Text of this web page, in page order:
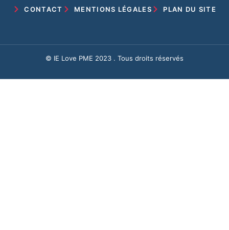
CONTACT MENTIONS LÉGALES PLAN DU SITE
© IE Love PME 2023 . Tous droits réservés